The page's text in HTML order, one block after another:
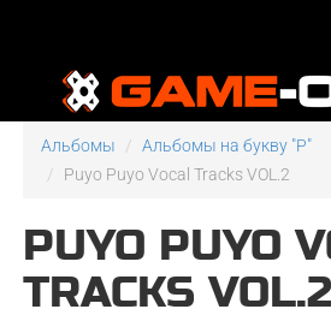
Альбомы
Альбомы на букву "P"
Puyo Puyo Vocal Tracks VOL.2
PUYO PUYO
TRACKS VOL.2